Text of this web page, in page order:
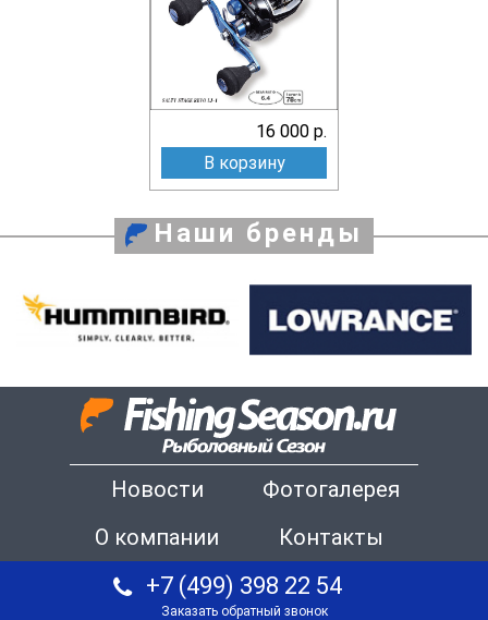
16 000 р.
В корзину
Наши бренды
Новости
Фотогалерея
О компании
Контакты
+7 (499) 398 22 54
Заказать обратный звонок